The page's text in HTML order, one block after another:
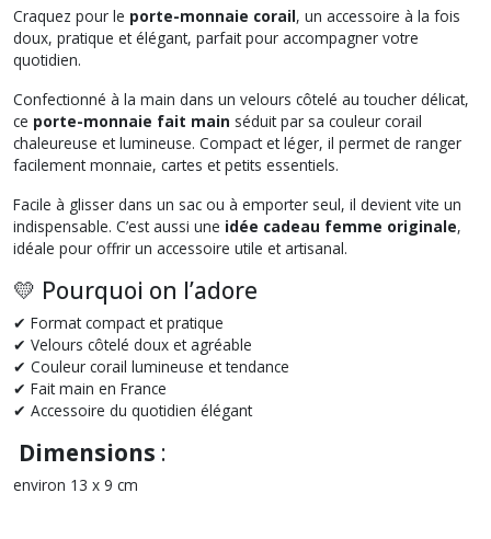
Craquez pour le porte-monnaie corail, un accessoire à la fois
doux, pratique et élégant, parfait pour accompagner votre
quotidien.
Confectionné à la main dans un velours côtelé au toucher délicat,
ce porte-monnaie fait main séduit par sa couleur corail
chaleureuse et lumineuse. Compact et léger, il permet de ranger
facilement monnaie, cartes et petits essentiels.
Facile à glisser dans un sac ou à emporter seul, il devient vite un
indispensable. C’est aussi une idée cadeau femme originale,
idéale pour offrir un accessoire utile et artisanal.
💛 Pourquoi on l’adore
✔ Format compact et pratique
✔ Velours côtelé doux et agréable
✔ Couleur corail lumineuse et tendance
✔ Fait main en France
✔ Accessoire du quotidien élégant
Dimensions :
environ 13 x 9 cm